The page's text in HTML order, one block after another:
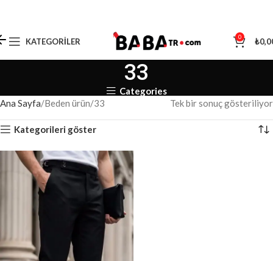
KATEGORILER 0 ₺
33
Categories
Ana Sayfa Beden ürün 33 Tek bir sonuç gösteriliyor
Kategorileri göster